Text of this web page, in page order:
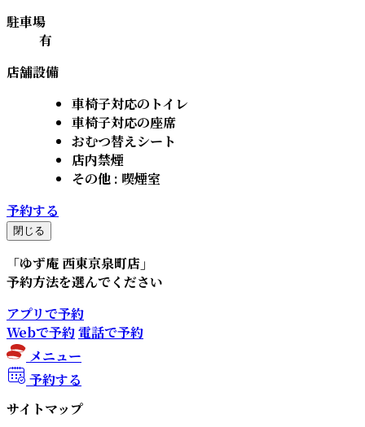
駐車場
有
店舗設備
車椅子対応のトイレ
車椅子対応の座席
おむつ替えシート
店内禁煙
その他 : 喫煙室
予約する
閉じる
「ゆず庵 西東京泉町店 」
予約方法を選んでください
アプリで予約
Webで予約電話で予約
メニュー
予約する
サイトマップ